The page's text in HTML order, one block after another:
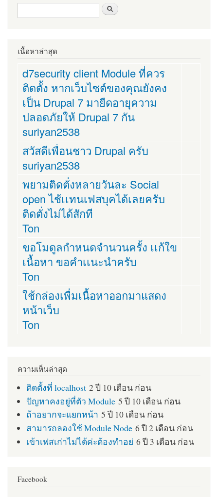
ฟอร์มค้นหา
เนื้อหาล่าสุด
d7security client Module ที่ควร
ติดตั้ง หากเว็บไซต์ของคุณยังคง
เป็น Drupal 7 มายืดอายุความ
ปลอดภัยให้ Drupal 7 กัน
suriyan2538
สวัสดีเพื่อนชาว Drupal ครับ
suriyan2538
พยามติดตั่งหลายวันละ Social
open ไช้เเทนเฟสบุคได้เลยครับ
ติดตั่งไม่ได้สักที
Ton
ขอโมดูลกำหนดจำนวนครั้ง เเก้ใข
เนื้อหา ขอคำเเนะนำครับ
Ton
ใช้กล่องเพื่มเนื้อหาออกมาแสดง
หน้าเว็บ
Ton
ความเห็นล่าสุด
ติดตั้งที่ localhost 2 ปี 10 เดือน ก่อน
ปัญหาคงอยู่ที่ตัว Module 5 ปี 10 เดือน ก่อน
ถ้าอยากจะแยกหน้า 5 ปี 10 เดือน ก่อน
สามารถลองใช้ Module Node 6 ปี 2 เดือน ก่อน
เข้าเฟสเก่าไม่ได้ค่ะต้องทำอย่ 6 ปี 3 เดือน ก่อน
Facebook